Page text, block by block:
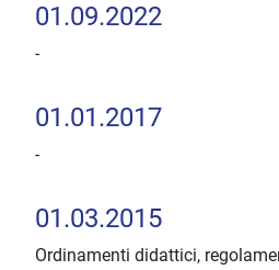
01.09.2022
-
01.01.2017
-
01.03.2015
Ordinamenti didattici,